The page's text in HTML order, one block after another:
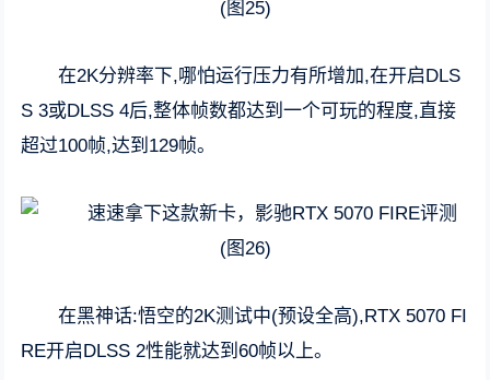
在2K分辨率下,哪怕运行压力有所增加,在开启DLS
S 3或DLSS 4后,整体帧数都达到一个可玩的程度,直接
超过100帧,达到129帧。
在黑神话:悟空的2K测试中(预设全高),RTX 5070 FI
RE开启DLSS 2性能就达到60帧以上。